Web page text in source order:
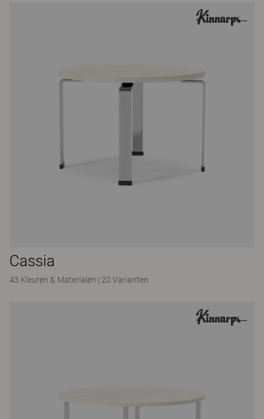
Cassia
43 Kleuren & Materialen | 20 Varianten